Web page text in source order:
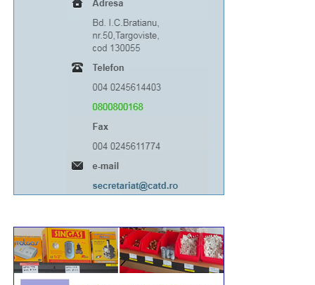
România de la terminarea celui de-al Doilea Război
Mondial. Are reprezentanță, caracter, stofă și ținută demnă
de un Președinte. Poate fi un model pentru orice român,
asta cred eu că înseamnă funcția de președinte al unui
RELATIONATE: ALEGERI KLAUS IOHANNIS
POLITIC